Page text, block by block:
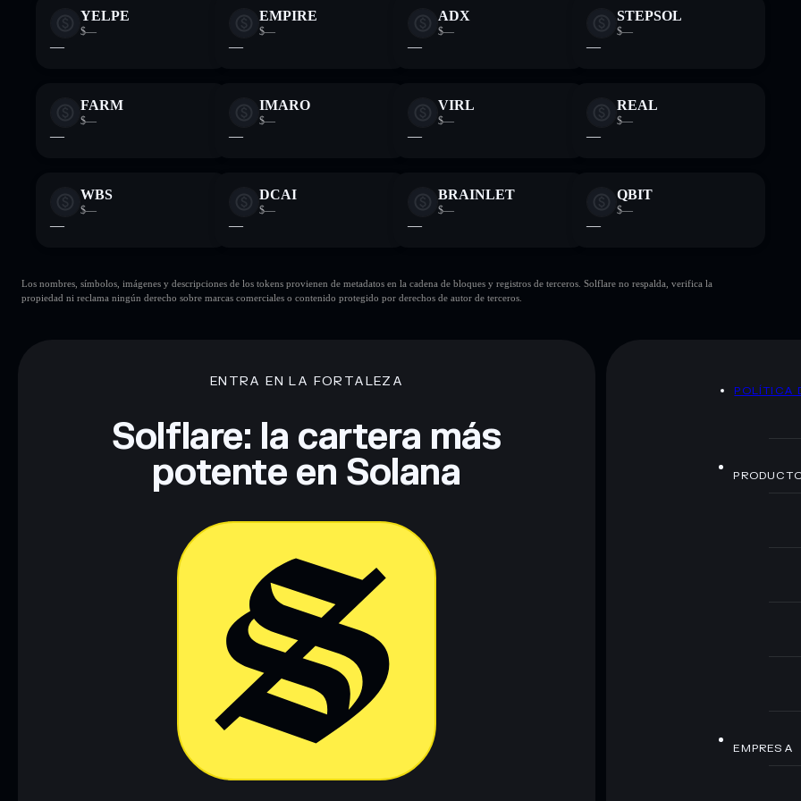
YELPE
$—
—
EMPIRE
$—
—
ADX
$—
—
STEPSOL
$—
—
FARM
$—
—
IMARO
$—
—
VIRL
$—
—
REAL
$—
—
WBS
$—
—
DCAI
$—
—
BRAINLET
$—
—
QBIT
$—
—
Los nombres, símbolos, imágenes y descripciones de los tokens provienen de metadatos en la cadena de bloques y registros de terceros. Solflare no respalda, verifica la
propiedad ni reclama ningún derecho sobre marcas comerciales o contenido protegido por derechos de autor de terceros.
ENTRA EN LA FORTALEZA
Solflare: la cartera más
potente en Solana
POLÍTICA
EMPRESA